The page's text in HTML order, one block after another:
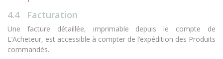
4.4 Facturation
Une facture détaillée, imprimable depuis le compte de
L’Acheteur, est accessible à compter de l’expédition des Produits
commandés.